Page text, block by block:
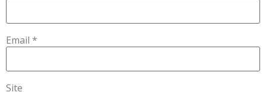
Email *
Site